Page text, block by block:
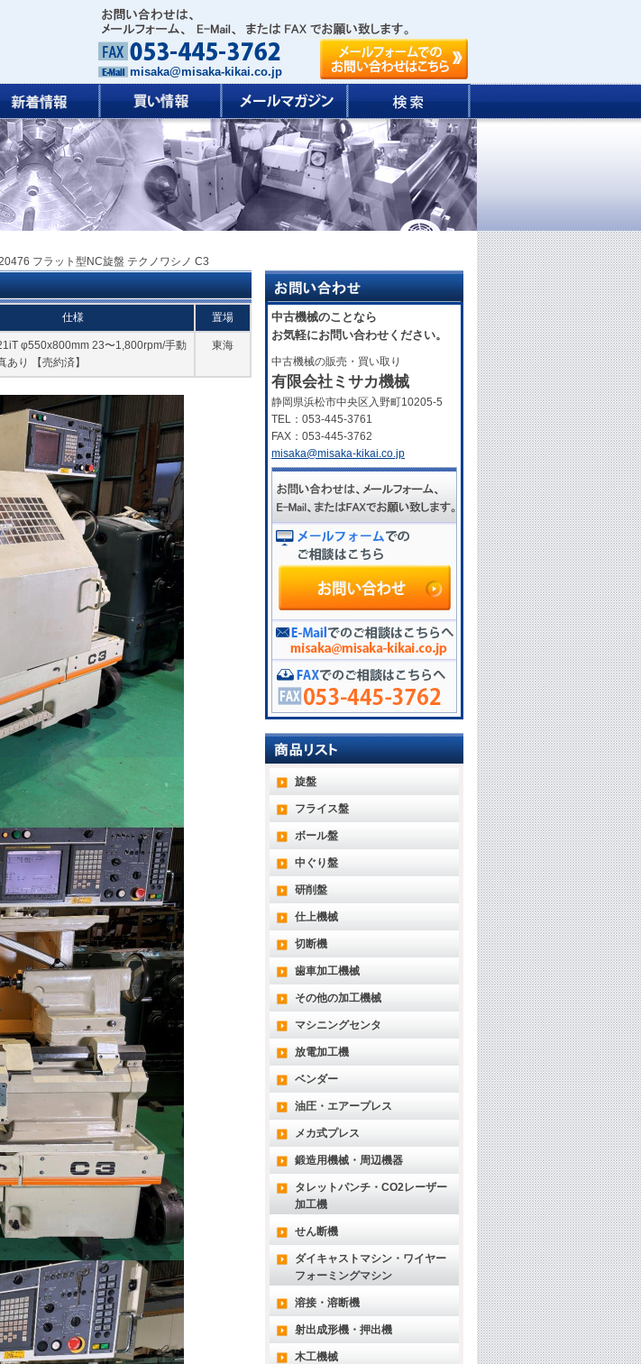
misaka@misaka-kikai.co.jp
フラット型NC旋盤 テクノワシノ C3
仕様 置場
φ550x800mm 23〜1,800rpm/手動
あり 【売約済】
東海
中古機械のことなら
お気軽にお問い合わせください。
中古機械の販売・買い取り
有限会社ミサカ機械
静岡県浜松市中央区入野町10205-5
TEL：053-445-3761
FAX：053-445-3762
misaka@misaka-kikai.co.jp
旋盤
フライス盤
ボール盤
中ぐり盤
研削盤
仕上機械
切断機
歯車加工機械
その他の加工機械
マシニングセンタ
放電加工機
ベンダー
油圧・エアープレス
メカ式プレス
鍛造用機械・周辺機器
タレットパンチ・CO2レーザー
加工機
せん断機
ダイキャストマシン・ワイヤー
フォーミングマシン
溶接・溶断機
射出成形機・押出機
木工機械